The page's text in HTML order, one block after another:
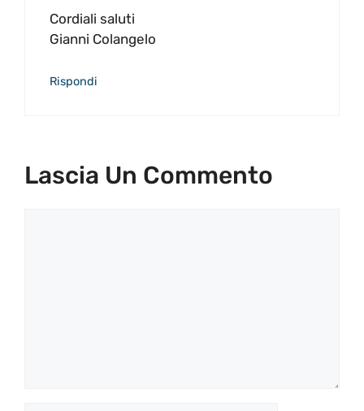
Cordiali saluti
Gianni Colangelo
Rispondi
Lascia Un Commento